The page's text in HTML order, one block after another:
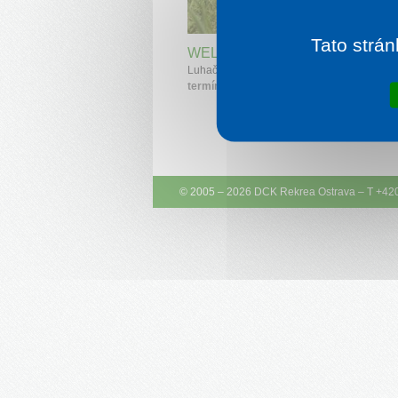
WELLNESS HOTEL POHODA
Luhačovice
termíny:
© 2005 – 2026 DCK Rekrea Ostrava – T
Tato